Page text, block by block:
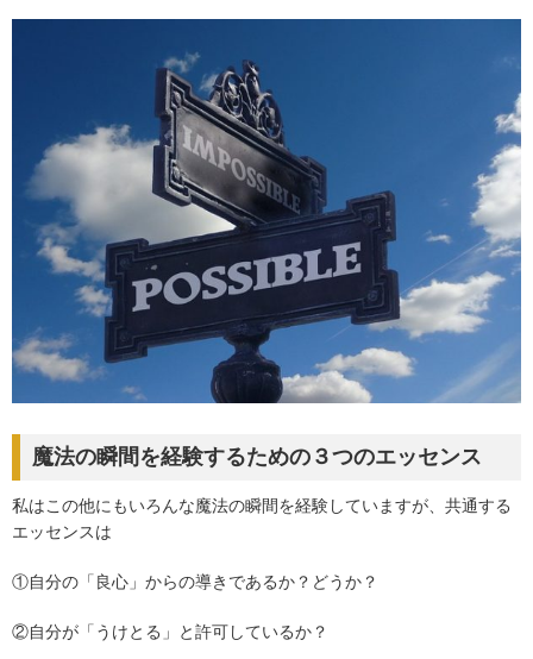
魔法の瞬間を経験するための３つのエッセンス
私はこの他にもいろんな魔法の瞬間を経験していますが、共通する
エッセンスは
①自分の「良心」からの導きであるか？どうか？
②自分が「うけとる」と許可しているか？